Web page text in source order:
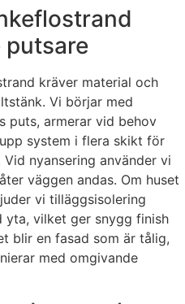
kräver material och
Vi börjar med
puts, armerar vid behov
system i flera skikt för
nyansering använder vi
väggen andas. Om huset
vi tilläggsisolering
yta, vilket ger snygg finish
blir en fasad som är tålig,
med omgivande